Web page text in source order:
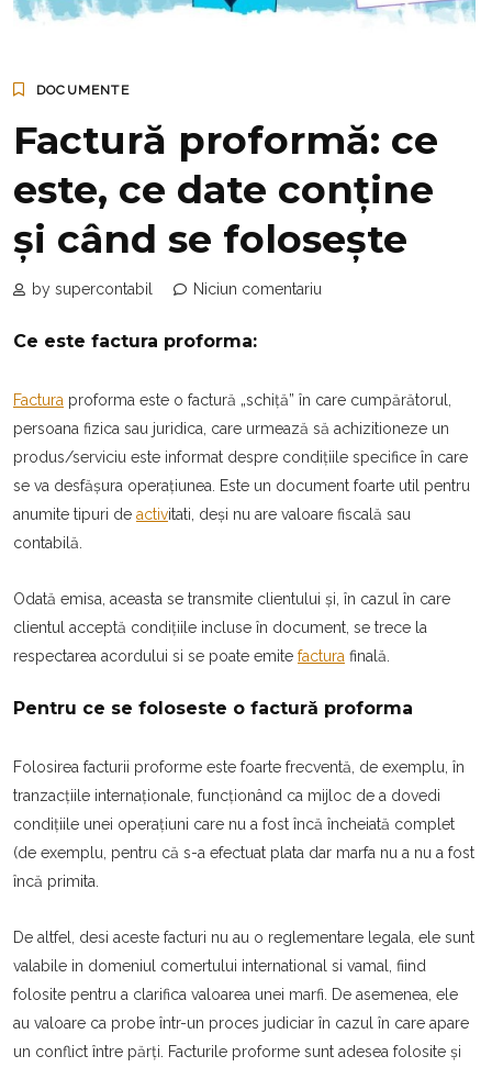
DOCUMENTE
Factură proformă: ce
este, ce date conține
și când se folosește
by supercontabil Niciun comentariu
Ce este factura proforma:
Factura proforma este o factură „schiță” în care cumpărătorul,
persoana fizica sau juridica, care urmează să achizitioneze un
produs/serviciu este informat despre condițiile specifice în care
se va desfășura operațiunea. Este un document foarte util pentru
anumite tipuri de activitati, deși nu are valoare fiscală sau
contabilă.
Odată emisa, aceasta se transmite clientului și, în cazul în care
clientul acceptă condițiile incluse în document, se trece la
respectarea acordului si se poate emite factura finală.
Pentru ce se foloseste o factură proforma
Folosirea facturii proforme este foarte frecventă, de exemplu, în
tranzacțiile internaționale, funcționând ca mijloc de a dovedi
condițiile unei operațiuni care nu a fost încă încheiată complet
(de exemplu, pentru că s-a efectuat plata dar marfa nu a nu a fost
încă primita.
De altfel, desi aceste facturi nu au o reglementare legala, ele sunt
valabile in domeniul comertului international si vamal, fiind
folosite pentru a clarifica valoarea unei marfi. De asemenea, ele
au valoare ca probe într-un proces judiciar în cazul în care apare
un conflict între părți. Facturile proforme sunt adesea folosite și